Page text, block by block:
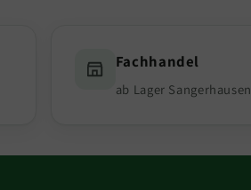
Fachhandel
ab Lager Sangerhausen